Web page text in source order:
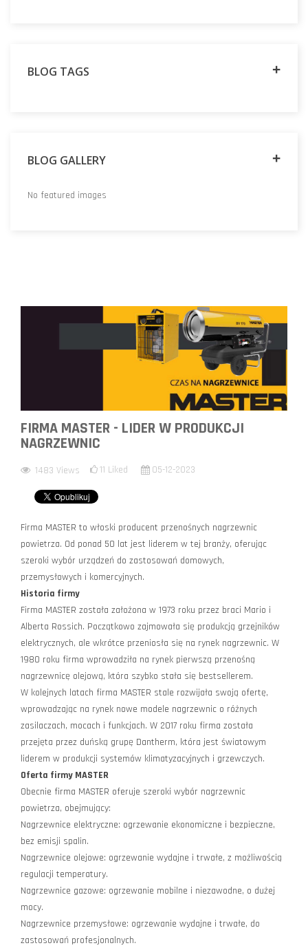
BLOG TAGS
BLOG GALLERY
No featured images
FIRMA MASTER - LIDER W PRODUKCJI
NAGRZEWNIC
1483 Views 11 Liked 05-12-2023
Firma MASTER to włoski producent przenośnych nagrzewnic
powietrza. Od ponad 50 lat jest liderem w tej branży, oferując
szeroki wybór urządzeń do zastosowań domowych,
przemysłowych i komercyjnych.
Historia firmy
Firma MASTER została założona w 1973 roku przez braci Mario i
Alberta Rossich. Początkowo zajmowała się produkcją grzejników
elektrycznych, ale wkrótce przeniosła się na rynek nagrzewnic. W
1980 roku firma wprowadziła na rynek pierwszą przenośną
nagrzewnicę olejową, która szybko stała się bestsellerem.
W kolejnych latach firma MASTER stale rozwijała swoją ofertę,
wprowadzając na rynek nowe modele nagrzewnic o różnych
zasilaczach, mocach i funkcjach. W 2017 roku firma została
przejęta przez duńską grupę Dantherm, która jest światowym
liderem w produkcji systemów klimatyzacyjnych i grzewczych.
Oferta firmy MASTER
Obecnie firma MASTER oferuje szeroki wybór nagrzewnic
powietrza, obejmujący:
Nagrzewnice elektryczne: ogrzewanie ekonomiczne i bezpieczne,
bez emisji spalin.
Nagrzewnice olejowe: ogrzewanie wydajne i trwałe, z możliwością
regulacji temperatury.
Nagrzewnice gazowe: ogrzewanie mobilne i niezawodne, o dużej
mocy.
Nagrzewnice przemysłowe: ogrzewanie wydajne i trwałe, do
zastosowań profesjonalnych.